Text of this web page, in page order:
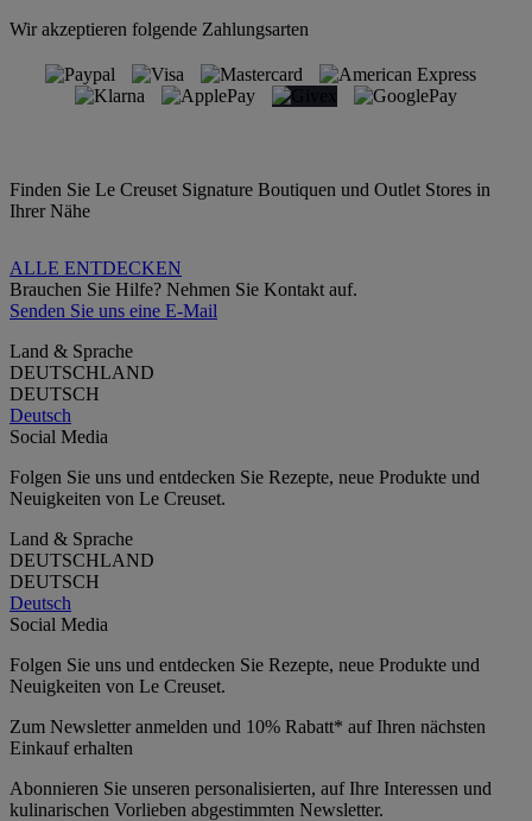
Wir akzeptieren folgende Zahlungsarten
Finden Sie Le Creuset Signature Boutiquen und Outlet Stores in
Ihrer Nähe
ALLE ENTDECKEN
Brauchen Sie Hilfe? Nehmen Sie Kontakt auf.
Senden Sie uns eine E-Mail
Land & Sprache
DEUTSCHLAND
DEUTSCH
Deutsch
Social Media
Folgen Sie uns und entdecken Sie Rezepte, neue Produkte und
Neuigkeiten von Le Creuset.
Land & Sprache
DEUTSCHLAND
DEUTSCH
Deutsch
Social Media
Folgen Sie uns und entdecken Sie Rezepte, neue Produkte und
Neuigkeiten von Le Creuset.
Zum Newsletter anmelden und 10% Rabatt* auf Ihren nächsten
Einkauf erhalten
Abonnieren Sie unseren personalisierten, auf Ihre Interessen und
kulinarischen Vorlieben abgestimmten Newsletter.